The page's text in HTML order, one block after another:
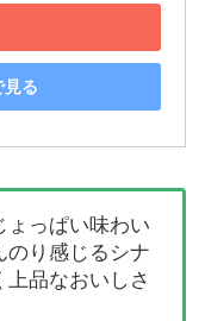
見る
ょっぱい味わい
のり感じるシナ
品なおいしさ